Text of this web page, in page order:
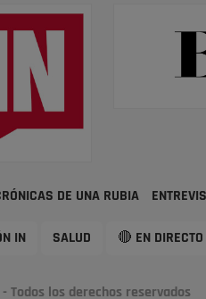
DE UNA RUBIA
IN SALUD 🔴 EN DIRECTO
Todos los derechos reservados